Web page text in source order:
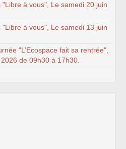
"Libre à vous", Le samedi 20 juin
"Libre à vous", Le samedi 13 juin
"L’Ecospace fait sa rentrée",
de 09h30 à 17h30.